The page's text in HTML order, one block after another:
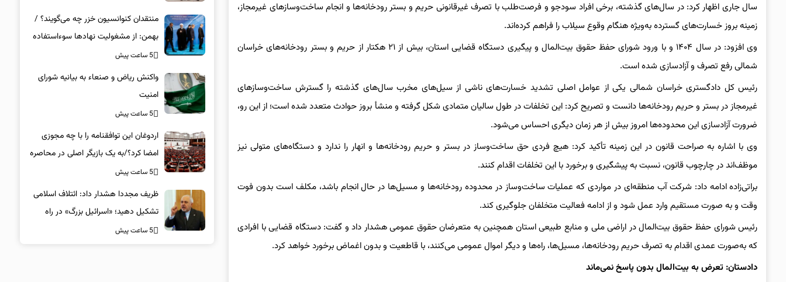
سال جاری اظهار کرد: در سال‌های گذشته، برخی افراد سودجو و فرصت‌طلب با تصرف غیرقانونی حریم و بستر رودخانه‌ها و انجام ساخت‌وسازهای غیرمجاز،
زمینه بروز خسارت‌های گسترده به‌ویژه هنگام وقوع سیلاب را فراهم کرده‌اند.
وی افزود: در سال ۱۴۰۴ و با ورود شورای حفظ حقوق بیت‌المال و پیگیری دستگاه قضایی استان، بیش از ۲۱ هکتار از حریم و بستر رودخانه‌های خراسان
شمالی رفع تصرف و آزادسازی شده است.
رئیس کل دادگستری خراسان شمالی یکی از عوامل اصلی تشدید خسارت‌های ناشی از سیل‌های مخرب سال‌های گذشته را گسترش ساخت‌وسازهای
غیرمجاز در بستر و حریم رودخانه‌ها دانست و تصریح کرد: این تخلفات در طول سالیان متمادی شکل گرفته و منشأ بروز حوادث متعدد شده است؛ از این رو،
ضرورت آزادسازی این محدوده‌ها امروز بیش از هر زمان دیگری احساس می‌شود.
وی با اشاره به صراحت قانون در این زمینه تأکید کرد: هیچ فردی حق ساخت‌وساز در بستر و حریم رودخانه‌ها و انهار را ندارد و دستگاه‌های متولی نیز
موظف‌اند در چارچوب قانون، نسبت به پیشگیری و برخورد با این تخلفات اقدام کنند.
براتی‌زاده ادامه داد: شرکت آب منطقه‌ای در مواردی که عملیات ساخت‌وساز در محدوده رودخانه‌ها و مسیل‌ها در حال انجام باشد، مکلف است بدون فوت
وقت و به صورت مستقیم وارد عمل شود و از ادامه فعالیت متخلفان جلوگیری کند.
رئیس شورای حفظ حقوق بیت‌المال در اراضی ملی و منابع طبیعی استان همچنین به متعرضان حقوق عمومی هشدار داد و گفت: دستگاه قضایی با افرادی
که به‌صورت عمدی اقدام به تصرف حریم رودخانه‌ها، مسیل‌ها، راه‌ها و دیگر اموال عمومی می‌کنند، با قاطعیت و بدون اغماض برخورد خواهد کرد.
دادستان: تعرض به بیت‌المال بدون پاسخ نمی‌ماند
منتقدان کنوانسیون خزر چه می‌گویند؟ /
بهمن: از مشغولیت نهادها سوءاستفاده
کرده‌اند و مسائل را شکل دیگر نشان
می‌دهند / رسانه‌ها را از نقد منع کرده‌اند
5 ساعت پیش
واکنش ریاض و صنعاء به بیانیه شورای
امنیت
5 ساعت پیش
اردوغان این توافقنامه را با چه مجوزی
امضا کرد؟/به یک بازیگر اصلی در محاصره
علنی علیه ایران تبدیل شدیم/ آیا
می‌خواهیم وارد جنگ با تهران شویم؟
5 ساعت پیش
ظریف مجددا هشدار داد: ائتلاف اسلامی
تشکیل دهید؛ «اسرائیل بزرگ» در راه
است
5 ساعت پیش